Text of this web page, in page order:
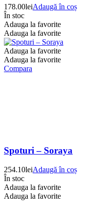
178.00leiAdaugă în coș
În stoc
Adauga la favorite
Adauga la favorite
Adauga la favorite
Adauga la favorite
Compara
Spoturi – Soraya
254.10leiAdaugă în coș
În stoc
Adauga la favorite
Adauga la favorite